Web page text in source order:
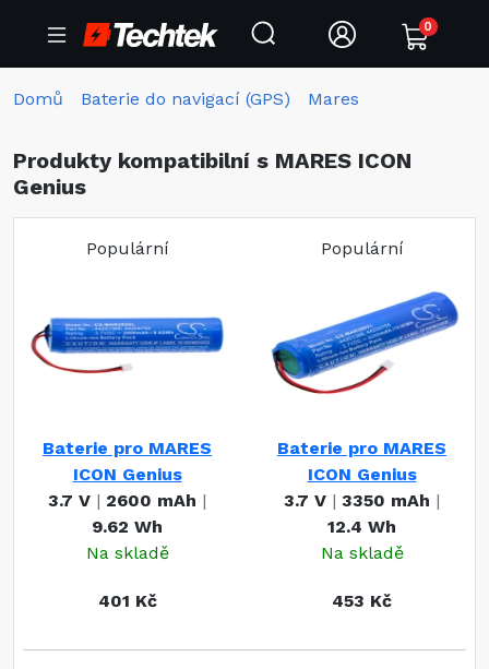
0
Domů Baterie do navigací (GPS) Mares
Produkty kompatibilní s MARES ICON
Genius
Populární
Baterie pro MARES
ICON Genius
3.7 V | 2600 mAh |
9.62 Wh
Na skladě
401 Kč
Populární
Baterie pro MARES
ICON Genius
3.7 V | 3350 mAh |
12.4 Wh
Na skladě
453 Kč